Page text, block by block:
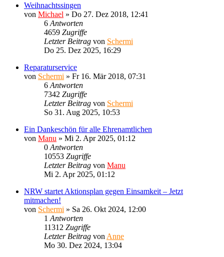
Weihnachtssingen
von Michael » Do 27. Dez 2018, 12:41
6 Antworten
4659 Zugriffe
Letzter Beitrag von Schermi
Do 25. Dez 2025, 16:29
Reparaturservice
von Schermi » Fr 16. Mär 2018, 07:31
6 Antworten
7342 Zugriffe
Letzter Beitrag von Schermi
So 31. Aug 2025, 10:53
Ein Dankeschön für alle Ehrenamtlichen
von Manu » Mi 2. Apr 2025, 01:12
0 Antworten
10553 Zugriffe
Letzter Beitrag von Manu
Mi 2. Apr 2025, 01:12
NRW startet Aktionsplan gegen Einsamkeit – Jetzt
mitmachen!
von Schermi » Sa 26. Okt 2024, 12:00
1 Antworten
11312 Zugriffe
Letzter Beitrag von Anne
Mo 30. Dez 2024, 13:04